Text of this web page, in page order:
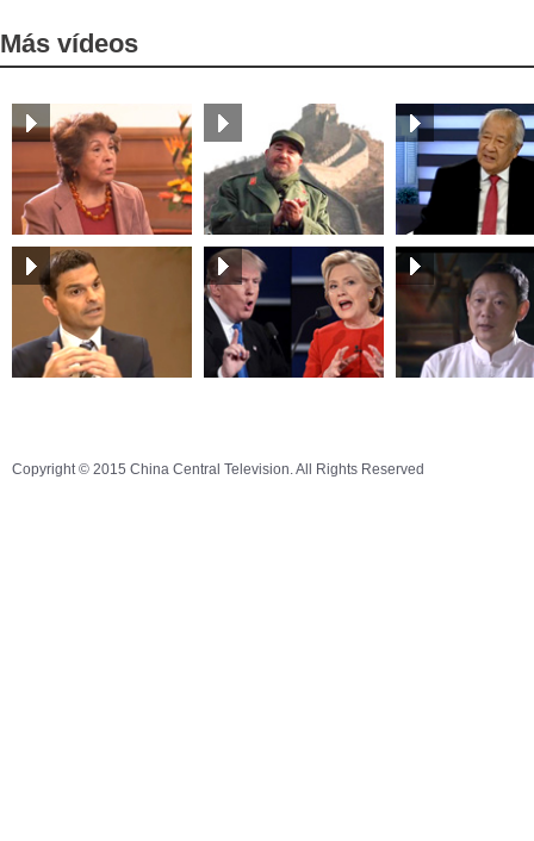
Más vídeos
Copyright © 2015 China Central Television. All Rights Reserved